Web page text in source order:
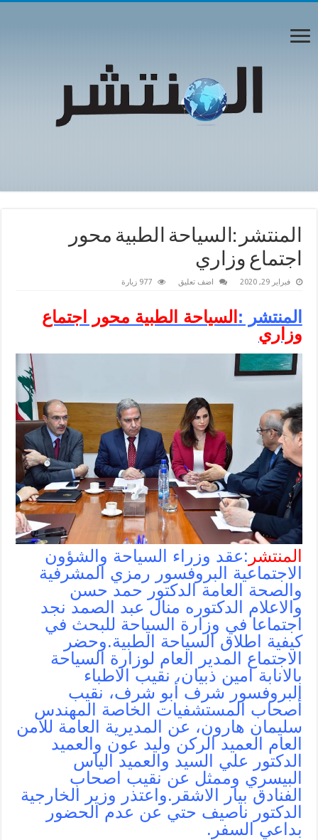
المنتشر :السياحة الطبية محور
اجتماع وزاري
فبراير 29, 2020 اضف تعليق 977 زيارة
المنتشر : السياحة الطبية محور اجتماع
وزاري
المنتشر :عقد وزراء السياحة والشؤون
الاجتماعية البروفسور رمزي المشرفية
والصحة العامة الدكتور حمد حسن
والاعلام الدكتوره منال عبد الصمد نجد
اجتماعا في وزارة السياحة للبحث في
كيفية اطلاق السياحة الطبية.وحضر
الاجتماع المدير العام لوزارة السياحة
بالانابة امين ذبيان، نقيب الاطباء
البروفسور شرف أبو شرف، نقيب
أصحاب المستشفيات الخاصة المهندس
سليمان هارون، عن المديرية العامة للامن
العام العميد الركن وليد عون والعميد
الدكتور علي السيد والعميد الياس
البيسري وممثل عن نقيب اصحاب
الفنادق بيار الاشقر.واعتذر وزير الخارجية
الدكتور ناصيف حتي عن عدم الحضور
بداعي السفر.